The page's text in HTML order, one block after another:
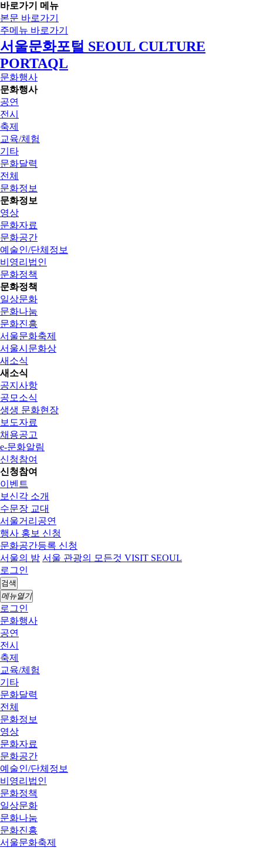
바로가기 메뉴
본문 바로가기
주메뉴 바로가기
서울문화포털 SEOUL CULTURE
PORTAQL
문화행사
문화행사
공연
전시
축제
교육/체험
기타
문화달력
전체
문화정보
문화정보
영상
문화자료
문화공간
예술인/단체정보
비영리법인
문화정책
문화정책
일상문화
문화나눔
문화진흥
서울문화축제
서울시문화상
새소식
새소식
공지사항
공모소식
생생 문화현장
보도자료
채용공고
e-문화알림
신청참여
신청참여
이벤트
보신각 소개
수문장 교대
서울거리공연
행사 홍보 신청
문화공간등록 신청
서울의 밤 서울 관광의 모든것 VISIT SEOUL
로그인
검색
메뉴열기
로그인
문화행사
공연
전시
축제
교육/체험
기타
문화달력
전체
문화정보
영상
문화자료
문화공간
예술인/단체정보
비영리법인
문화정책
일상문화
문화나눔
문화진흥
서울문화축제